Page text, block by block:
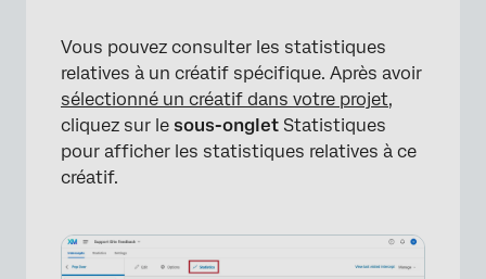
×
Vous pouvez consulter les statistiques
relatives à un créatif spécifique. Après avoir
sélectionné un créatif dans votre projet,
cliquez sur le sous-onglet Statistiques
pour afficher les statistiques relatives à ce
créatif.